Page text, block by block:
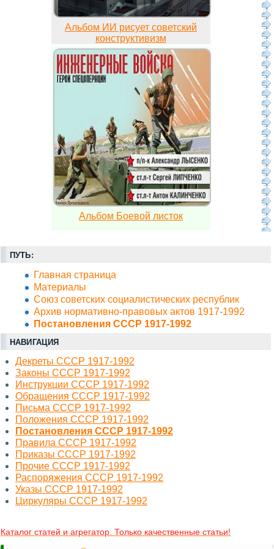
Альбом ИИ рисует советский
конструктивизм
Альбом Боевой листок
ПУТЬ:
Главная страница
Материалы
Союз советских социалистических республик
Архив нормативно-правовых актов 1917-1992
Постановления СССР 1917-1992
НАВИГАЦИЯ
Декреты СССР 1917-1992
Законы СССР 1917-1992
Инструкции СССР 1917-1992
Обращения СССР 1917-1992
Письма СССР 1917-1992
Положения СССР 1917-1992
Постановления СССР 1917-1992
Правила СССР 1917-1992
Приказы СССР 1917-1992
Прочие СССР 1917-1992
Распоряжения СССР 1917-1992
Указы СССР 1917-1992
Циркуляры СССР 1917-1992
Каталог статей и агрегатор. Только качественные статьи!